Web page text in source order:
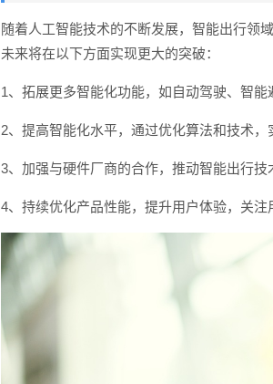
随着人工智能技术的不断发展，智能出行领
未来将在以下方面实现更大的突破：
1、拓展更多智能化功能，如自动驾驶、智能
2、提高智能化水平，通过优化算法和技术，
3、加强与硬件厂商的合作，推动智能出行技
4、持续优化产品性能，提升用户体验，关注